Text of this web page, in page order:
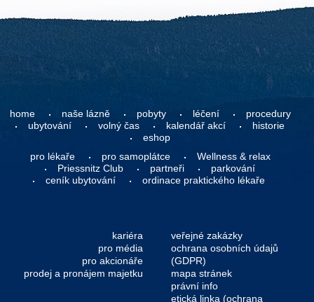
home naše lázně pobyty léčení
procedury
ubytování
volný čas kalendář akcí
historie
eshop
pro lékaře
pro samoplátce
Wellness & relax
Priessnitz Club
partneři
parkování
ceník ubytování
ordinace praktického lékaře
kariéra
pro média
pro akcionáře
prodej a pronájem majetku
veřejné zakázky
ochrana osobních údajů
(GDPR)
mapa stránek
právní info
etická linka (ochrana